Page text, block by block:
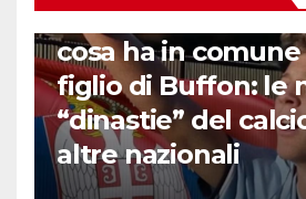
Chi è il nipote di
cosa ha in
figlio di Buffon: le
“dinastie” del
altre nazionali